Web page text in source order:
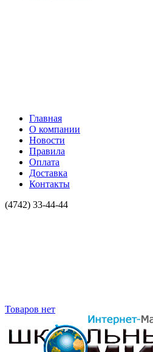
Главная
О компании
Новости
Правила
Оплата
Доставка
Контакты
(4742) 33-44-44
Товаров нет